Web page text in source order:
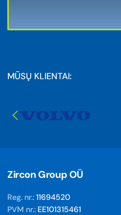
MŪSŲ KLIENTAI:
Zircon Group OÜ
Reg. nr.:11694520
PVM nr.: EE101315461